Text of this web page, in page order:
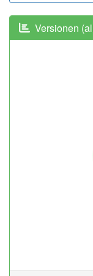
Versionen